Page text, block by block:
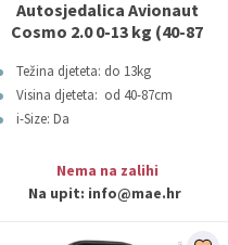
Autosjedalica Avionaut
Cosmo 2.0 0-13 kg (40-87
Težina djeteta: do 13kg
Visina djeteta: od 40-87cm
i-Size: Da
Nema na zalihi
Na upit: info@mae.hr